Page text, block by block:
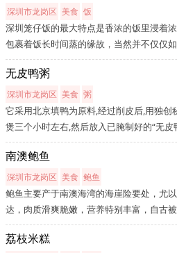
鲜，...
深圳市龙岗区 美食 饭
深圳笼仔饭的最大特点是香浓的饭里浸着
包裹着饭长时间蒸的缘故，当然并不仅仅
很相似,香喷喷的，味道浓厚，有香菇鸡、
选择。煲仔饭有厚厚的锅巴，用勺子一挖
无皮鸭粥
深圳市龙岗区 美食 粥
它采用北京填鸭为原料,经过削皮后,用独
煲三个小时左右,然后放入已腌制好的“无皮
沁人心脾。吃起来更是肥而不腻,温润可口
区的光明农场、石岩、松岗、东莞及惠州等
南澳鲍鱼
深圳市龙岗区 美食 鲍鱼
鲍鱼主要产于南澳海湾的海崖险要处，尤
达，肉质滑爽脆嫩，营养特别丰富，自古
品之首。南澳镇是全国最大规模的陆地养
营养特别丰富，自古被视珍品。素有"食海
荔枝米糕